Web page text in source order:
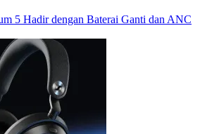
5 Hadir dengan Baterai Ganti dan ANC